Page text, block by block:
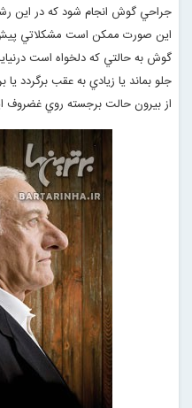
جراحي گوش انجام شود كه در اين
اين صورت ممكن است مشكلاتي
گوش به حالتي كه دلخواه است
جلو بماند يا زيادي به عقب
از بيرون حالت برجسته روي غضروف